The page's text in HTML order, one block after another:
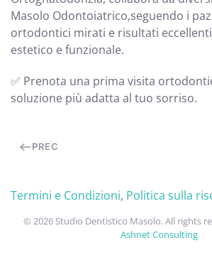
Masolo Odontoiatrico,seguendo i
ortodontici mirati e risultati
estetico e funzionale.
✅ Prenota una prima visita
soluzione più adatta al tuo sorriso.
PREC
Termini e Condizioni, Politica sulla
© 2026Studio Dentistico Masolo. All rights
Ashnet Consulting